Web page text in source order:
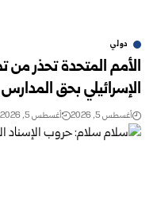
دولي
الأمم المتحدة تحذر من
الإسرائيلي بحق
أغسطس 5, 2026 أغسطس 5, 2026